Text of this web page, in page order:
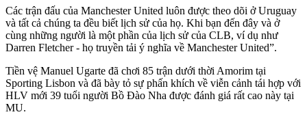
Các trận đấu của Manchester United luôn được theo dõi ở Uruguay
và tất cả chúng ta đều biết lịch sử của họ. Khi bạn đến đây và ở
cùng những người là một phần của lịch sử của CLB, ví dụ như
Darren Fletcher - họ truyền tải ý nghĩa về Manchester United”.
Tiền vệ Manuel Ugarte đã chơi 85 trận dưới thời Amorim tại
Sporting Lisbon và đã bày tỏ sự phấn khích về viễn cảnh tái hợp với
HLV mới 39 tuổi người Bồ Đào Nha được đánh giá rất cao này tại
MU.